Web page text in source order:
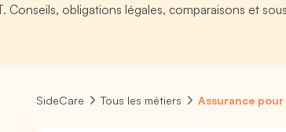
Conseils, obligations légales, comparaisons et
SideCare Tous les métiers Assurance